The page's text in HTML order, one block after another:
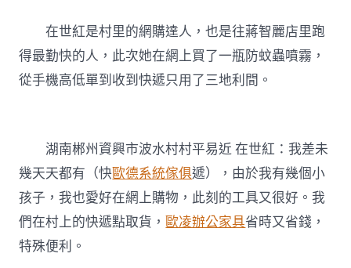
在世紅是村里的網購達人，也是往蔣智麗店里跑
得最勤快的人，此次她在網上買了一瓶防蚊蟲噴霧，
從手機高低單到收到快遞只用了三地利間。
湖南郴州資興市波水村村平易近 在世紅：我差未
幾天天都有（快歐德系統傢俱遞），由於我有幾個小
孩子，我也愛好在網上購物，此刻的工具又很好。我
們在村上的快遞點取貨，歐凌辦公家具省時又省錢，
特殊便利。